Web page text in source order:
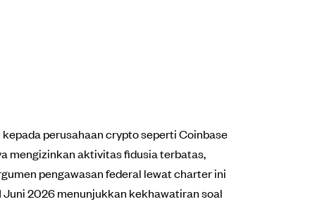
perusahaan crypto seperti Coinbase
mengizinkan aktivitas fidusia terbatas,
pengawasan federal lewat charter ini
Juni 2026 menunjukkan kekhawatiran soal